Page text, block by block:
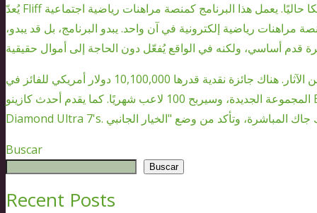
يُعدّ Fliff من أكثر برامج المراهنات الرياضية تميزًا في أمريكا حاليًا. يعمل هذا البرنامج كمنصة مراهنات رياضية اجتماعية
مراهنات رياضية إلكترونية في آن واحد. يبدو البرنامج، بل قد يبدو،
كلما زادت تذاكرك، زادت فرصك في الفوز بنصيبك من الآثار. هناك جائزة نقدية قدرها 10,100,000 دولار أمريكي للفائز في
المجموعة الجديدة، وسيربح 100 لاعب شهريًا. كما يقدم أحدث كازينو BetOnline Live Broker جائزة كبرى حديثة تُسمى
Buscar
Buscar
Recent Posts